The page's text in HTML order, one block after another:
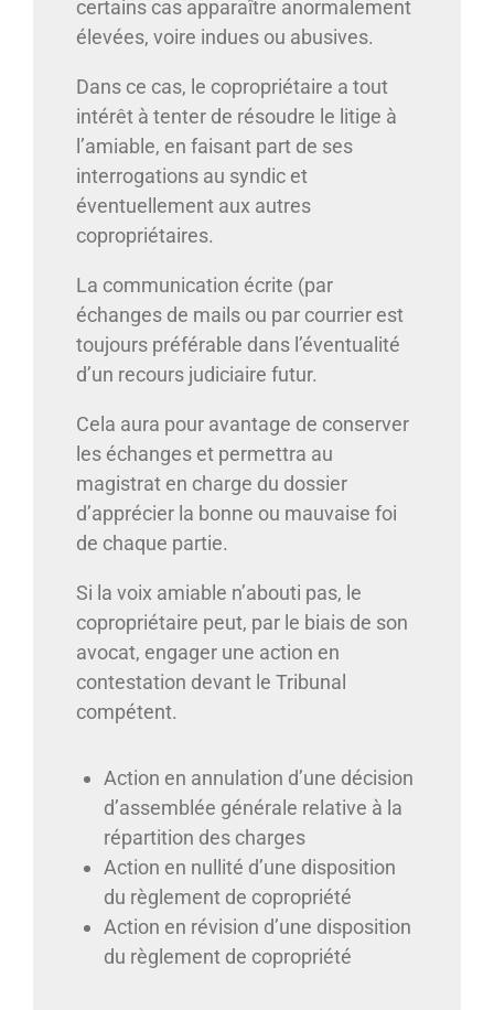
certains cas apparaître anormalement
élevées, voire indues ou abusives.
Dans ce cas, le copropriétaire a tout
intérêt à tenter de résoudre le litige à
l’amiable, en faisant part de ses
interrogations au syndic et
éventuellement aux autres
copropriétaires.
La communication écrite (par
échanges de mails ou par courrier est
toujours préférable dans l’éventualité
d’un recours judiciaire futur.
Cela aura pour avantage de conserver
les échanges et permettra au
magistrat en charge du dossier
d’apprécier la bonne ou mauvaise foi
de chaque partie.
Si la voix amiable n’abouti pas, le
copropriétaire peut, par le biais de son
avocat, engager une action en
contestation devant le Tribunal
compétent.
Action en annulation d’une décision
d’assemblée générale relative à la
répartition des charges
Action en nullité d’une disposition
du règlement de copropriété
Action en révision d’une disposition
du règlement de copropriété